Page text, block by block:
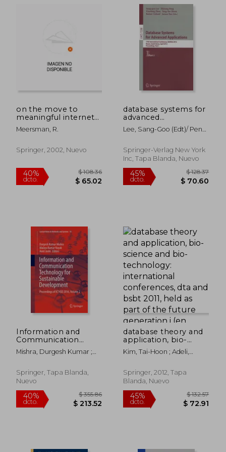
dcto. $ 510.52 dcto.
on the move to
meaningful internet
systems 2002: coopis,
doa, and odbase:
international
2002, irvine, (en
Inglés)
Meersman, R.
Springer, 2002, Nuevo
database systems for
advanced
applications
Lee, Sang-Goo (edt)/ Peng,
Xiaofang (edt)/ Moon,
Yang-Sae (edt)/ Unland,
Rainer (edt)
Springer-Verlag New York
Inc, Tapa Blanda, Nuevo
Information and
Communication
Technology for
Sustainable
Proceedings of Ict4sd
2016, Volume 2 (en
Mishra, Durgesh Kumar ;
Joshi, Amit
Springer, Tapa Blanda,
Nuevo
database theory and
application, bio-
science and bio-
technology:
conferences, dta and
bsbt 2011, held as
generation i (en
Inglés)
Kim, Tai-Hoon ; Adeli,
Springer, 2012, Tapa
Blanda, Nuevo